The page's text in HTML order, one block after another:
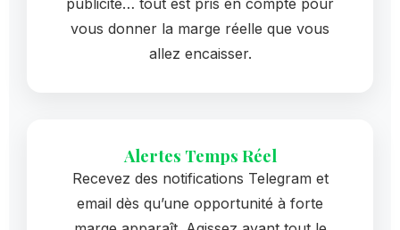
publicité… tout est pris en compte pour
vous donner la marge réelle que vous
allez encaisser.
Alertes Temps Réel
Recevez des notifications Telegram et
email dès qu’une opportunité à forte